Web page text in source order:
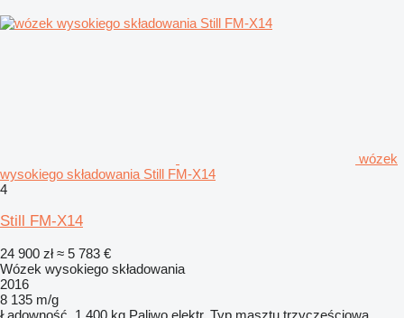
wózek
wysokiego składowania Still FM-X14
4
Still FM-X14
24 900 zł ≈ 5 783 €
Wózek wysokiego składowania
2016
8 135 m/g
Ładowność 1 400 kg Paliwo elektr. Typ masztu trzyczęściowa